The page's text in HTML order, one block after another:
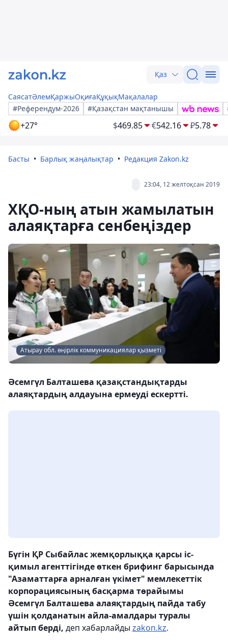
Қаз
СаясатӘлемҚаржыОқиғаҚұқықМақалалар
#Референдум-2026
#Қазақстан мақтанышы
+27° $469.85 €542.16 ₽5.78
Басты Барлық жаңалықтар Редакция Zakon.kz
23:04, 12 желтоқсан 2019
ХҚО-ның атын жамылатын
алаяқтарға сенбеңіздер
Атырау обл. өңірлік коммуникациялар қызметі
Әсемгүл Балташева қазақстандықтарды
алаяқтардың алдауына ермеуді ескертті.
Бүгін ҚР Сыбайлас жемқорлыққа қарсы іс-
қимыл агенттігінде өткен брифинг барысында
"Азаматтарға арналған үкімет" мемлекеттік
корпорациясының басқарма төрайымы
Әсемгүл Балташева алаяқтардың пайда табу
үшін қолданатын айла-амалдары туралы
айтып берді, деп хабарлайды zakon.kz.